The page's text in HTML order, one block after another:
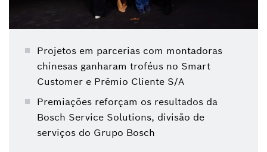
Projetos em parcerias com montadoras
chinesas ganharam troféus no Smart
Customer e Prêmio Cliente S/A
Premiações reforçam os resultados da
Bosch Service Solutions, divisão de
serviços do Grupo Bosch